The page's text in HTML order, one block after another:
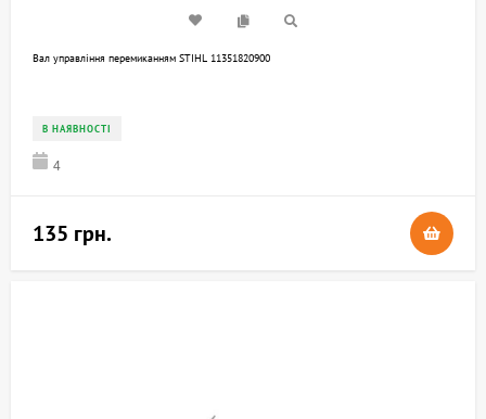
Вал управління перемиканням STIHL 11351820900
В НАЯВНОСТІ
4
135 грн.